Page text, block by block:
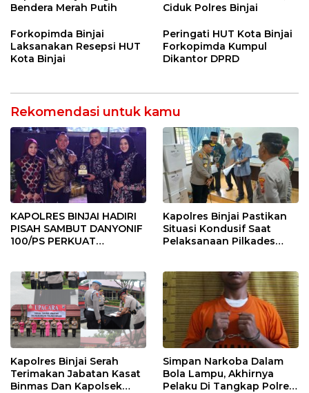
Bendera Merah Putih
Ciduk Polres Binjai
Forkopimda Binjai
Laksanakan Resepsi HUT
Kota Binjai
Peringati HUT Kota Binjai
Forkopimda Kumpul
Dikantor DPRD
Rekomendasi untuk kamu
KAPOLRES BINJAI HADIRI
PISAH SAMBUT DANYONIF
100/PS PERKUAT
Kapolres Binjai Pastikan
Situasi Kondusif Saat
Pelaksanaan Pilkades
Kapolres Binjai Serah
Terimakan Jabatan Kasat
Binmas Dan Kapolsek
Simpan Narkoba Dalam
Bola Lampu, Akhirnya
Pelaku Di Tangkap Polres